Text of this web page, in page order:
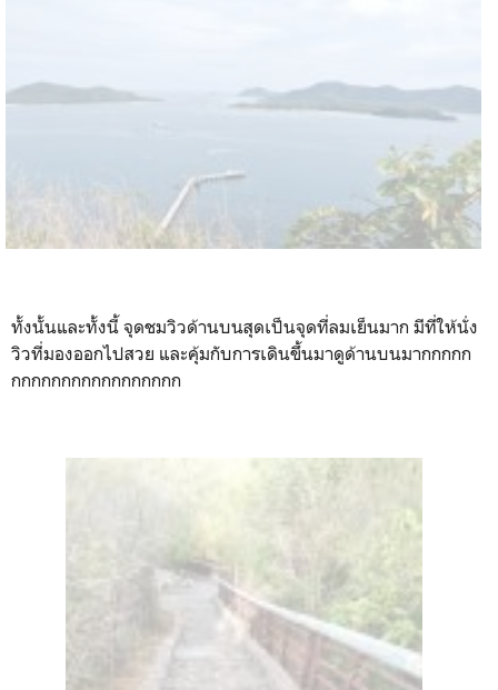
ทั้งนั้นและทั้งนี้ จุดชมวิวด้านบนสุดเป็นจุดที่ลมเย็นมาก มีที่ให้นั่ง
วิวที่มองออกไปสวย และคุ้มกับการเดินขึ้นมาดูด้านบนมากกกกก
กกกกกกกกกกกกกกกกก